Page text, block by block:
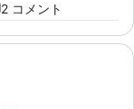
2 コメント